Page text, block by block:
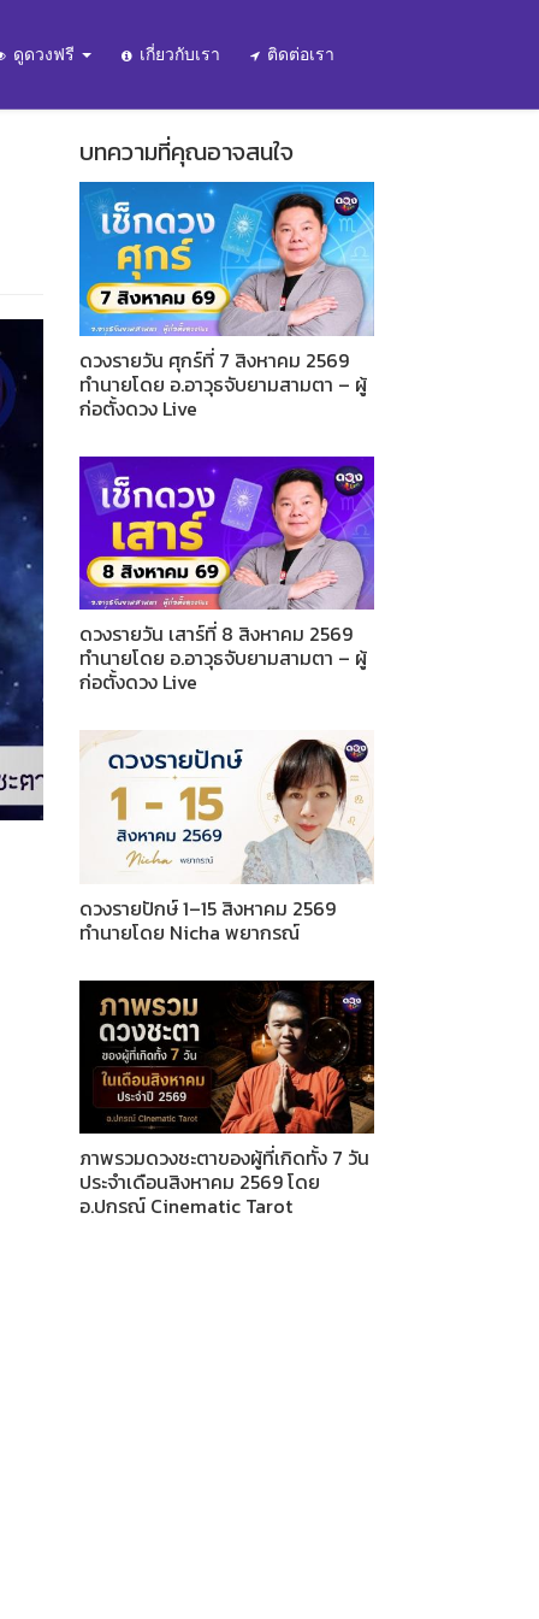
ดูดวงฟรี เกี่ยวกับเรา ติดต่อเรา
บทความที่คุณอาจสนใจ
ดวงรายวัน ศุกร์ที่ 7 สิงหาคม 2569
ทำนายโดย อ.อาวุธจับยามสามตา – ผู้
ก่อตั้งดวง Live
ดวงรายวัน เสาร์ที่ 8 สิงหาคม 2569
ทำนายโดย อ.อาวุธจับยามสามตา – ผู้
ก่อตั้งดวง Live
ดวงรายปักษ์ 1–15 สิงหาคม 2569
ทำนายโดย Nicha พยากรณ์
ภาพรวมดวงชะตาของผู้ที่เกิดทั้ง 7 วัน
ประจำเดือนสิงหาคม 2569 โดย
อ.ปกรณ์ Cinematic Tarot